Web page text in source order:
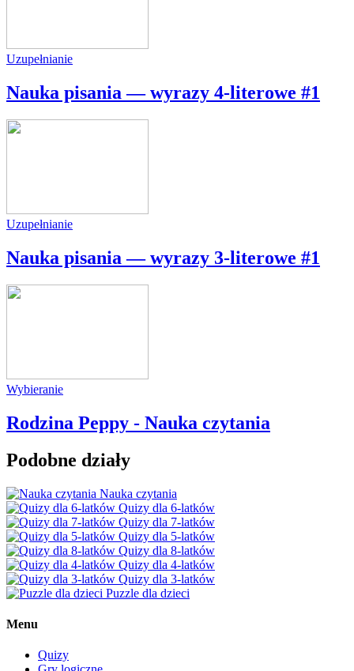
Uzupełnianie
Nauka pisania — wyrazy 4-literowe #1
Uzupełnianie
Nauka pisania — wyrazy 3-literowe #1
Wybieranie
Rodzina Peppy - Nauka czytania
Podobne działy
Nauka czytania
Quizy dla 6-latków
Quizy dla 7-latków
Quizy dla 5-latków
Quizy dla 8-latków
Quizy dla 4-latków
Quizy dla 3-latków
Puzzle dla dzieci
Menu
Quizy